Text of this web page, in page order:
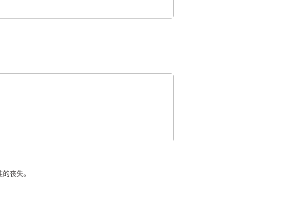
丧失。